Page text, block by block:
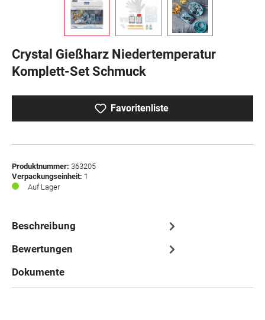
Crystal Gießharz Niedertemperatur
Komplett-Set Schmuck
Favoritenliste
Produktnummer: 363205
Verpackungseinheit: 1
Auf Lager
Beschreibung
Bewertungen
Dokumente